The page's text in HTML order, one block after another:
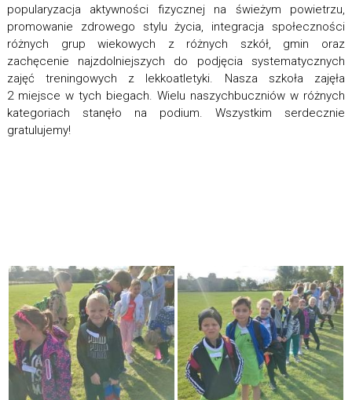
popularyzacja aktywności fizycznej na świeżym powietrzu,
promowanie zdrowego stylu życia, integracja społeczności
różnych grup wiekowych z różnych szkół, gmin oraz
zachęcenie najzdolniejszych do podjęcia systematycznych
zajęć treningowych z lekkoatletyki. Nasza szkoła zajęła
2 miejsce w tych biegach. Wielu naszychbuczniów w różnych
kategoriach stanęło na podium. Wszystkim serdecznie
gratulujemy!